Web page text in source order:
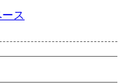
ス